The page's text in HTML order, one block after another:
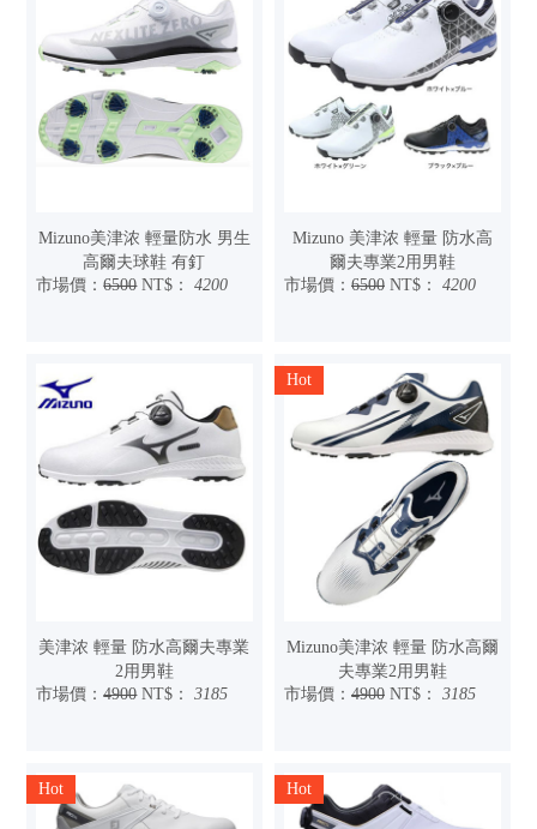
Mizuno美津浓 輕量防水 男生
高爾夫球鞋 有釘
市場價：6500 NT$：4200
Mizuno 美津浓 輕量 防水高
爾夫專業2用男鞋
市場價： 6500 NT$： 4200
美津浓 輕量 防水高爾夫專業
2用男鞋
市場價：4900 NT$：3185
Hot
Mizuno美津浓 輕量 防水高爾
夫專業2用男鞋
市場價： 4900 NT$： 3185
Hot Hot